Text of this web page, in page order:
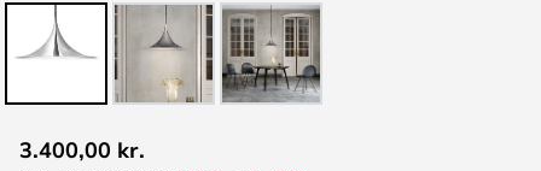
til3.400,00 kr.